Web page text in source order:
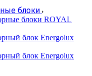
блоки
блоки ROYAL
блок Energolux
блок Energolux